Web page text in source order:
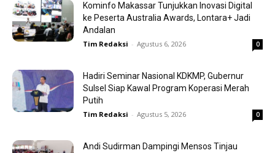
Kominfo Makassar Tunjukkan Inovasi Digital
ke Peserta Australia Awards, Lontara+ Jadi
Andalan
Tim Redaksi - Agustus 6, 2026 0
Hadiri Seminar Nasional KDKMP, Gubernur
Sulsel Siap Kawal Program Koperasi Merah
Putih
Tim Redaksi - Agustus 5, 2026 0
Andi Sudirman Dampingi Mensos Tinjau